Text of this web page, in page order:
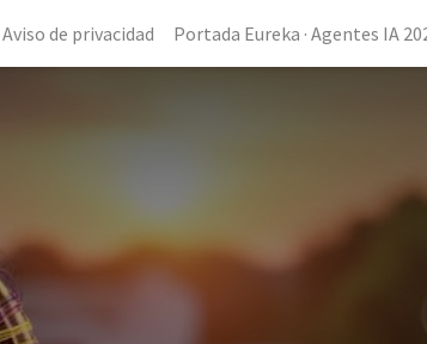
Aviso de privacidad Portada Eureka · Agentes IA